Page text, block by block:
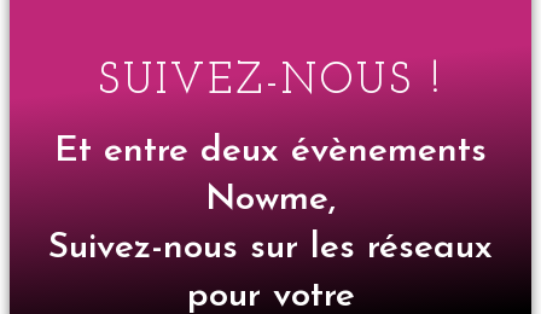
SUIVEZ-NOUS !
Et entre deux évènements
Nowme,
Suivez-nous sur les réseaux
pour votre